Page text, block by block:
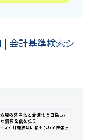
会計基準検索シ